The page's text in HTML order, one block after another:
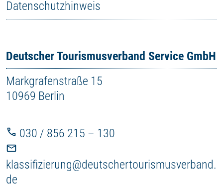
Deutscher Tourismusverband Service GmbH
Markgrafenstraße 15
10969 Berlin
030 / 856 215 – 130
klassifizierung@deutschertourismusverband.
de
Datenschutzhinweis